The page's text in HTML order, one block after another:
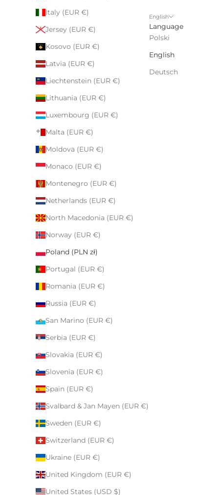
Italy (EUR €)
Jersey (EUR €)
Kosovo (EUR €)
Latvia (EUR €)
Liechtenstein (EUR €)
Lithuania (EUR €)
Luxembourg (EUR €)
Malta (EUR €)
Moldova (EUR €)
Monaco (EUR €)
Montenegro (EUR €)
Netherlands (EUR €)
North Macedonia (EUR €)
Norway (EUR €)
Poland (PLN zł)
Portugal (EUR €)
Romania (EUR €)
Russia (EUR €)
San Marino (EUR €)
Serbia (EUR €)
Slovakia (EUR €)
Slovenia (EUR €)
Spain (EUR €)
Svalbard & Jan Mayen (EUR €)
Sweden (EUR €)
Switzerland (EUR €)
Ukraine (EUR €)
United Kingdom (EUR €)
United States (USD $)
English
Language
Polski
English
Deutsch